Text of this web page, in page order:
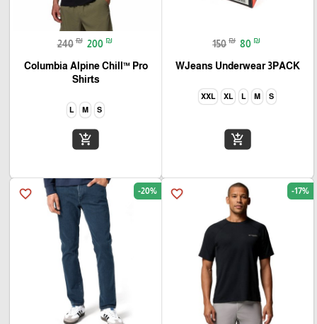
150 ₪ 80 ₪
WJeans Underwear 3PACK
S
M
L
XL
XXL
add_shopping_cart
240 ₪ 200 ₪
Columbia Alpine Chill™ Pro
Shirts
S
M
L
add_shopping_cart
favorite_border -17%
favorite_border -20%